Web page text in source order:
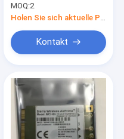
mit Zubehör für
M2M- und IoT-
Anwendungen
MOQ:2
Kontakt